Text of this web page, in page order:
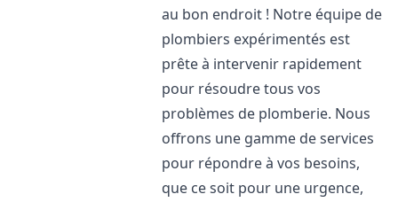
au bon endroit ! Notre équipe de
plombiers expérimentés est
prête à intervenir rapidement
pour résoudre tous vos
problèmes de plomberie. Nous
offrons une gamme de services
pour répondre à vos besoins,
que ce soit pour une urgence,